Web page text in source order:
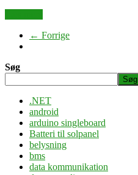
← Forrige
Søg
Søg
.NET
android
arduino singleboard
Batteri til solpanel
belysning
bms
data kommunikation